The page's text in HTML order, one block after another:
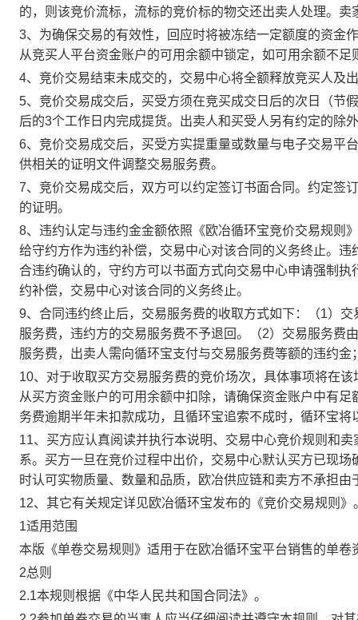
的，则该竞价流标，流标的竞价标的物交还出卖人处理。
3、为确保交易的有效性，回应时将被冻结一定额度的资金
从竞买人平台资金账户的可用余额中锁定，如可用余额不足
4、竞价交易结束未成交的，交易中心将全额释放竞买人及
5、竞价交易成交后，买受方须在竞买成交日后的次日（节
后的3个工作日内完成提货。出卖人和买受人另有约定的除
6、竞价交易成交后，买受方实提重量或数量与电子交易平
供相关的证明文件调整交易服务费。
7、竞价交易成交后，双方可以约定签订书面合同。约定签
的证明。
8、违约认定与违约金金额依照《欧冶循环宝竞价交易规则
给守约方作为违约补偿，交易中心对该合同的义务终止。
合违约确认的，守约方可以书面方式向交易中心申请强制
约补偿，交易中心对该合同的义务终止。
9、合同违约终止后，交易服务费的收取方式如下：（1）
服务费，违约方的交易服务费不予退回。（2）交易服务费
服务费，出卖人需向循环宝支付与交易服务费等额的违约
10、对于收取买方交易服务费的竞价场次，具体事项将在
从买方资金账户的可用余额中扣除，请确保资金账户中有
务费逾期半年未扣款成功，且循环宝追索不成时，循环宝将
11、买方应认真阅读并执行本说明、交易中心竞价规则和
系。买方一旦在竞价过程中出价，交易中心默认买方已现
时认可实物质量、数量和品质，欧冶供应链和卖方不承担由
12、其它有关规定详见欧冶循环宝发布的《竞价交易规则》
1适用范围
本版《单卷交易规则》适用于在欧冶循环宝平台销售的单卷
2总则
2.1本规则根据《中华人民共和国合同法》。